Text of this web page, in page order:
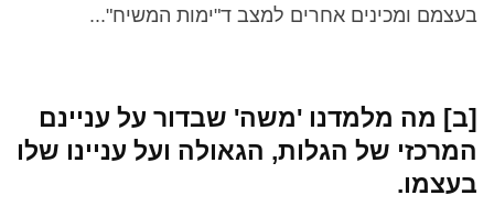
בעצמם ומכינים אחרים למצב ד"ימות המשיח"...
[ב] מה מלמדנו 'משה' שבדור על עניינם
המרכזי של הגלות, הגאולה ועל עניינו שלו
בעצמו.